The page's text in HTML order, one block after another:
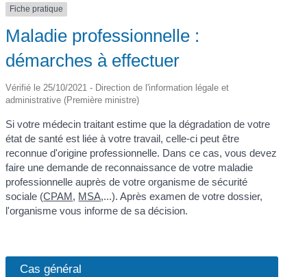
Fiche pratique
Maladie professionnelle :
démarches à effectuer
Vérifié le 25/10/2021 - Direction de l'information légale et
administrative (Première ministre)
Si votre médecin traitant estime que la dégradation de votre
état de santé est liée à votre travail, celle-ci peut être
reconnue d'origine professionnelle. Dans ce cas, vous devez
faire une demande de reconnaissance de votre maladie
professionnelle auprès de votre organisme de sécurité
sociale (CPAM, MSA,...). Après examen de votre dossier,
l'organisme vous informe de sa décision.
Cas général